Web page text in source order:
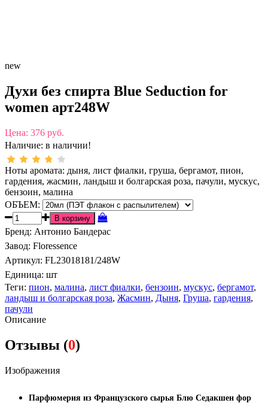
new
Духи без спирта Blue Seduction for
women арт248W
Цена: 376 руб.
Наличие: в наличии!
Ноты аромата: дыня, лист фиалки, груша, бергамот, пион,
гардения, жасмин, ландыш и болгарская роза, пачули, мускус,
бензоин, малина
ОБЪЕМ:
Бренд: Антонио Бандерас
Завод: Floressence
Артикул: FL23018181/248W
Единица: шт
Теги: пион, малина, лист фиалки, бензоин, мускус, бергамот,
ландыш и болгарская роза, Жасмин, Дыня, Груша, гардения,
пачули
Описание
Отзывы (0)
Изображения
Парфюмерия из Французского сырья Блю Седакшен фор